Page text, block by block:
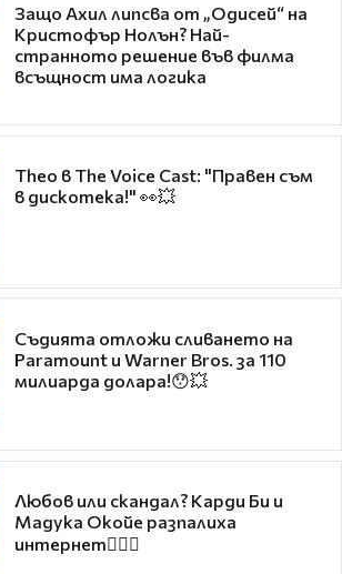
Защо Ахил липсва от „Одисей“ на
Кристофър Нолън? Най-
странното решение във филма
всъщност има логика
Theo в The Voice Cast: "Правен съм
в дискотека!" 👀💥
Съдията отложи сливането на
Paramount и Warner Bros. за 110
милиарда долара!😯💥
Любов или скандал? Карди Би и
Мадука Окойе разпалиха
интернет❤️‍🔥🔥